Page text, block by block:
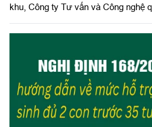
khu, Công ty Tư vấn và Công nghệ
lượng theo Tiêu chuẩn quốc gia